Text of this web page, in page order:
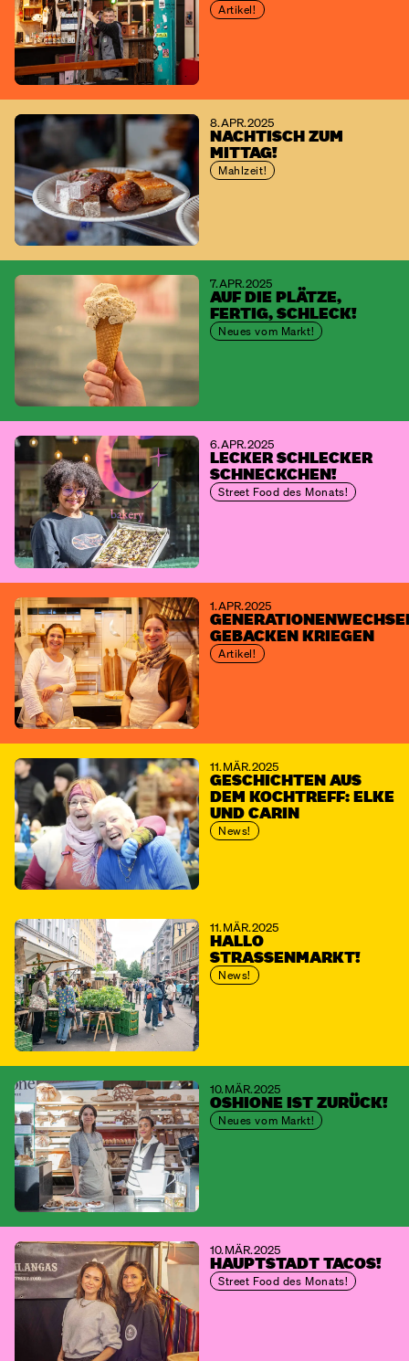
Artikel!
8. APR. 2025
NACHTISCH ZUM
MITTAG!
Mahlzeit!
7. APR. 2025
AUF DIE PLÄTZE,
FERTIG, SCHLECK!
Neues vom Markt!
6. APR. 2025
LECKER SCHLECKER
SCHNECKCHEN!
Street Food des Monats!
1. APR. 2025
GEBACKEN KRIEGEN
Artikel!
11. MÄR. 2025
GESCHICHTEN AUS
DEM KOCHTREFF: ELKE
UND CARIN
News!
11. MÄR. 2025
HALLO
STRASSENMARKT!
News!
10. MÄR. 2025
OSHIONE IST ZURÜCK!
Neues vom Markt!
10. MÄR. 2025
HAUPTSTADT TACOS!
Street Food des Monats!